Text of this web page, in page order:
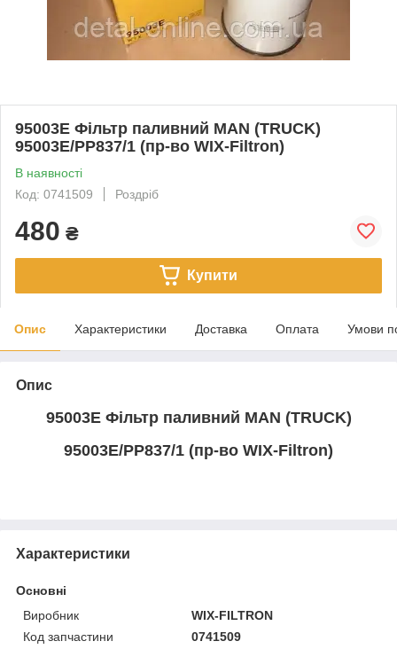
95003E Фільтр паливний MAN (TRUCK)
95003E/PP837/1 (пр-во WIX-Filtron)
В наявності
Код: 0741509
Роздріб
480 ₴
Купити
Опис Характеристики Доставка Оплата Умови
Опис
95003E Фільтр паливний MAN (TRUCK)
95003E/PP837/1 (пр-во WIX-Filtron)
Характеристики
Основні
Виробник
WIX-FILTRON
Код запчастини
0741509